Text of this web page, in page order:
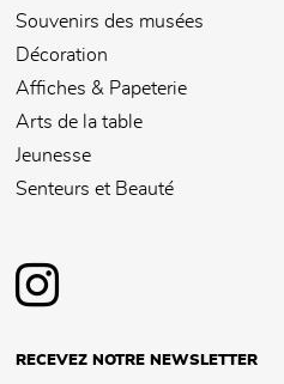
Souvenirs des musées
Décoration
Affiches & Papeterie
Arts de la table
Jeunesse
Senteurs et Beauté
RECEVEZ NOTRE NEWSLETTER